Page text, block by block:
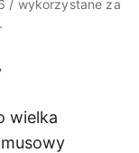
/ wykorzystane za
wielka